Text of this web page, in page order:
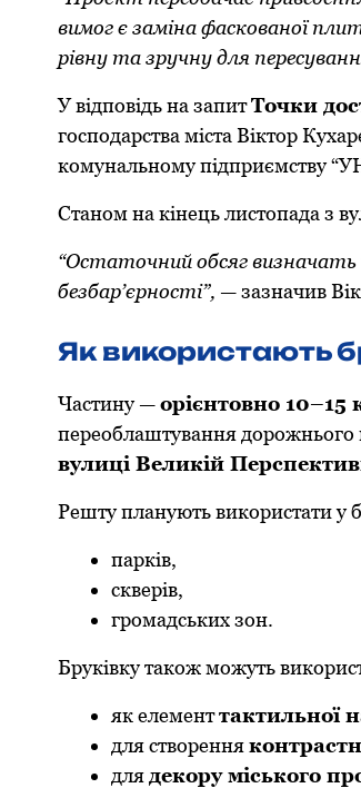
вимог є заміна фаскованої
рівну та зручну для
У відповідь на запитТочки
господарства міста Віктор
комунальному підприємству
Станом на кінець листопада з
“Остаточний обсяг
безбар’єрності”, — зазначив
Як використають
Частину —орієнтовно 10–15
переоблаштування дорожнього
вулиці Великій
Решту планують використати у
парків,
скверів,
громадських зон.
Бруківку також можуть
як елементтактильної
для створення
для декору міського